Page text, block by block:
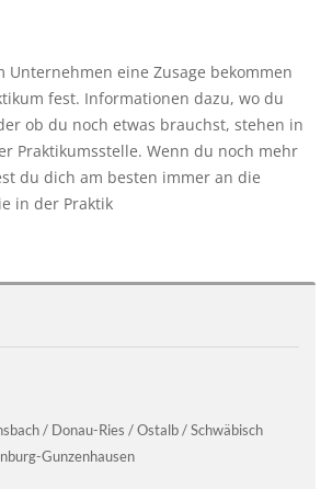
Unternehmen eine Zusage bekommen
fest. Informationen dazu, wo du
ob du noch etwas brauchst, stehen in
Praktikumsstelle. Wenn du noch mehr
du dich am besten immer an die
in der Praktik
/ Donau-Ries / Ostalb / Schwäbisch
Gunzenhausen